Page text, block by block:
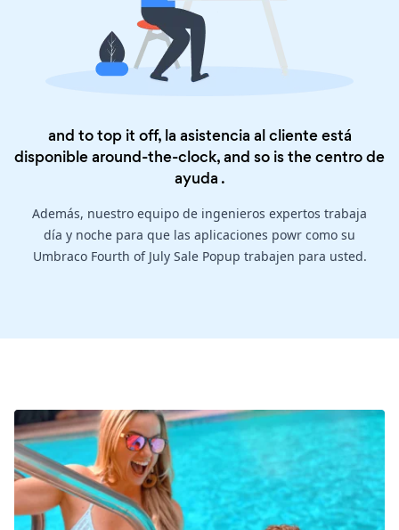
and to top it off, la asistencia al cliente está
disponible around-the-clock, and so is thecentro de
ayuda .
Además, nuestro equipo de ingenieros expertos trabaja
día y noche para que las aplicaciones powr como su
Umbraco Fourth of July Sale Popup trabajen para usted.